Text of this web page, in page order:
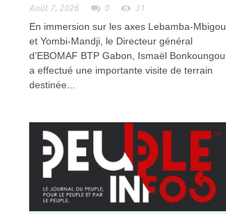
Août 7, 2026 0 31
En immersion sur les axes Lebamba-Mbigou
et Yombi-Mandji, le Directeur général
d’EBOMAF BTP Gabon, Ismaël Bonkoungou,
a effectué une importante visite de terrain
destinée...